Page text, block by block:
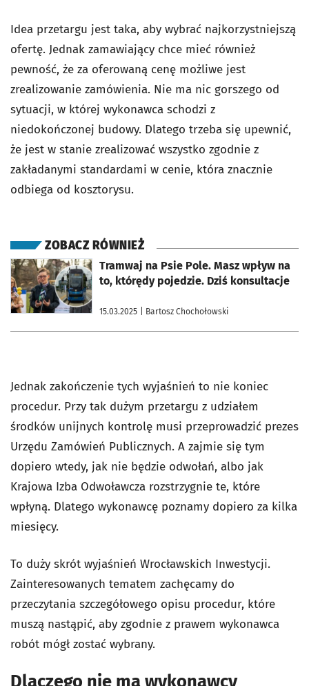
Idea przetargu jest taka, aby wybrać najkorzystniejszą
ofertę. Jednak zamawiający chce mieć również
pewność, że za oferowaną cenę możliwe jest
zrealizowanie zamówienia. Nie ma nic gorszego od
sytuacji, w której wykonawca schodzi z
niedokończonej budowy. Dlatego trzeba się upewnić,
że jest w stanie zrealizować wszystko zgodnie z
zakładanymi standardami w cenie, która znacznie
odbiega od kosztorysu.
ZOBACZ RÓWNIEŻ
Tramwaj na Psie Pole. Masz wpływ na
to, którędy pojedzie. Dziś konsultacje
15.03.2025 | Bartosz Chochołowski
otworzy się w nowej karcie
Jednak zakończenie tych wyjaśnień to nie koniec
procedur. Przy tak dużym przetargu z udziałem
środków unijnych kontrolę musi przeprowadzić prezes
Urzędu Zamówień Publicznych. A zajmie się tym
dopiero wtedy, jak nie będzie odwołań, albo jak
Krajowa Izba Odwoławcza rozstrzygnie te, które
wpłyną. Dlatego wykonawcę poznamy dopiero za kilka
miesięcy.
To duży skrót wyjaśnień Wrocławskich Inwestycji.
Zainteresowanych tematem zachęcamy do
przeczytania szczegółowego opisu procedur, które
muszą nastąpić, aby zgodnie z prawem wykonawca
robót mógł zostać wybrany.
Dlaczego nie ma wykonawcy